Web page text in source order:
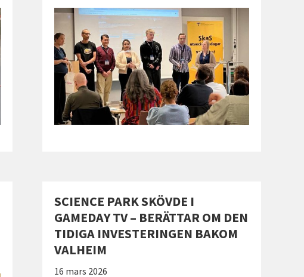
SCIENCE PARK SKÖVDE I
GAMEDAY TV – BERÄTTAR OM DEN
TIDIGA INVESTERINGEN BAKOM
VALHEIM
Publicerad:
16 mars 2026